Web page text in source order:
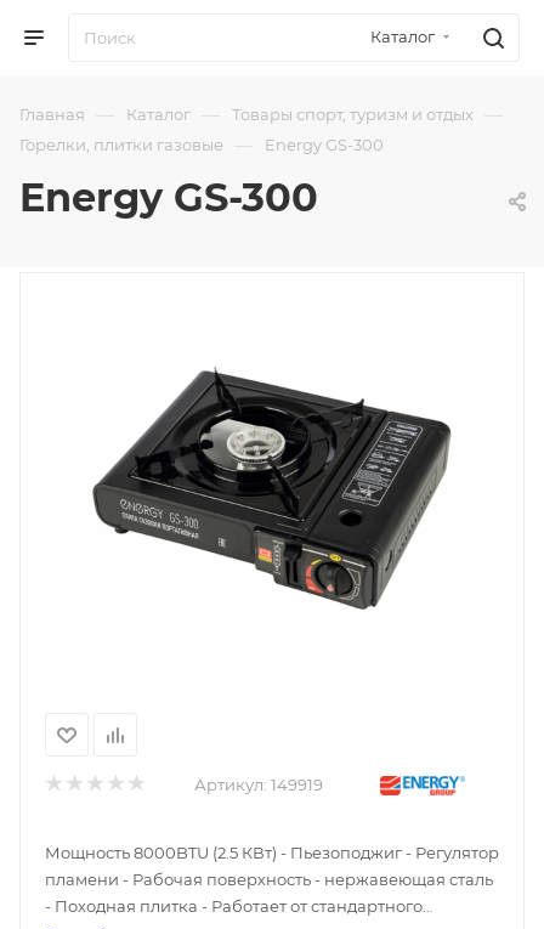
Каталог
Главная — Каталог — Товары спорт, туризм и отдых —
Горелки, плитки газовые — Energy GS-300
Energy GS-300
Артикул: 149919
Мощность 8000BTU (2.5 КВт) - Пьезоподжиг - Регулятор
пламени - Рабочая поверхность - нержавеющая сталь
- Походная плитка - Работает от стандартного